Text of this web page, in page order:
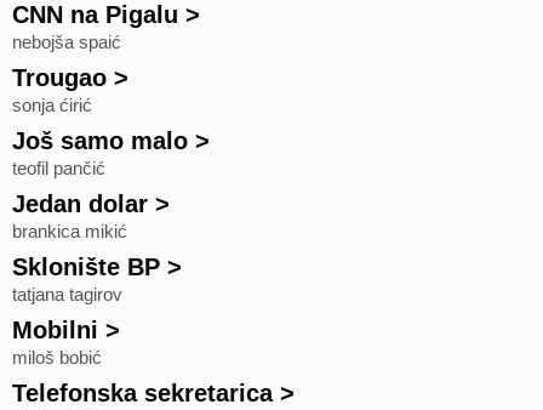
CNN na Pigalu >
nebojša spaić
Trougao >
sonja ćirić
Još samo malo >
teofil pančić
Jedan dolar >
brankica mikić
Sklonište BP >
tatjana tagirov
Mobilni >
miloš bobić
Telefonska sekretarica>